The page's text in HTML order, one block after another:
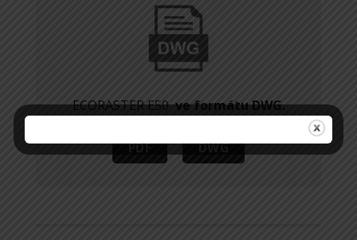
ECORASTER E50ve formátu DWG.
PDF DWG